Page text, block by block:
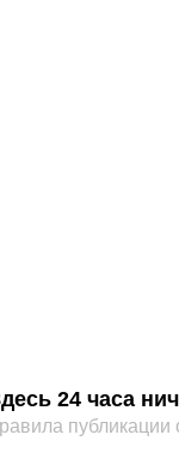
24 часа
публикации